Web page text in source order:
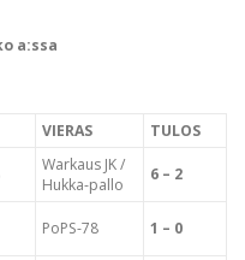
a:ssa
VIERAS
TULOS
Warkaus JK /
Hukka-pallo
6 – 2
PoPS-78 1 – 0